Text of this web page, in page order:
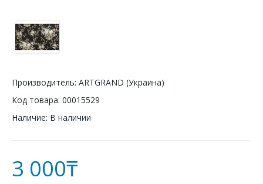
Производитель: ARTGRAND (Украина)
Код товара: 00015529
Наличие: В наличии
3 000₸